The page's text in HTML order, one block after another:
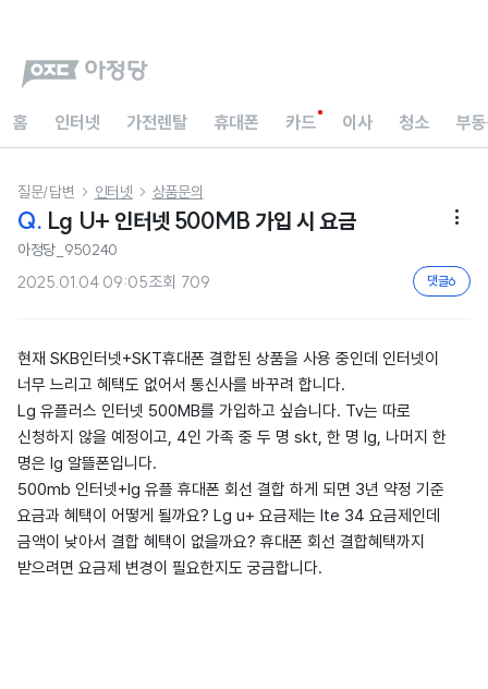
홈 인터넷 가전렌탈 휴대폰 카드 이사 청소 부
질문/답변  인터넷  상품문의
Q. Lg U+ 인터넷 500MB 가입 시 요금 
아정당_950240
2025.01.04 09:05조회 709 댓글6
현재 SKB인터넷+SKT휴대폰 결합된 상품을 사용 중인데 인터넷이
너무 느리고 혜택도 없어서 통신사를 바꾸려 합니다.
Lg 유플러스 인터넷 500MB를 가입하고 싶습니다. Tv는 따로
신청하지 않을 예정이고, 4인 가족 중 두 명 skt, 한 명 lg, 나머지 한
명은 lg 알뜰폰입니다.
500mb 인터넷+lg 유플 휴대폰 회선 결합 하게 되면 3년 약정 기준
요금과 혜택이 어떻게 될까요? Lg u+ 요금제는 lte 34 요금제인데
금액이 낮아서 결합 혜택이 없을까요? 휴대폰 회선 결합혜택까지
받으려면 요금제 변경이 필요한지도 궁금합니다.